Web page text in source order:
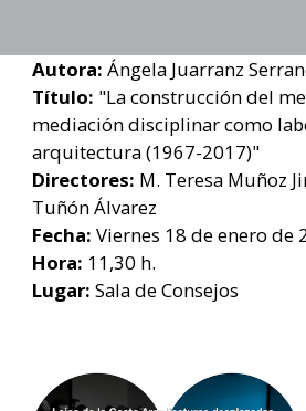
Autora: Ángela Juarranz
Título: "La construcción del
mediación disciplinar como
arquitectura (1967-2017)"
Directores: M. Teresa Muñoz
Tuñón Álvarez
Fecha: Viernes 18 de enero de
Hora: 11,30 h.
Lugar: Sala de Consejos